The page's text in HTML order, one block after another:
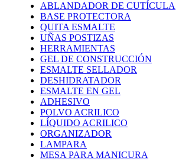
ABLANDADOR DE CUTÍCULA
BASE PROTECTORA
QUITA ESMALTE
UÑAS POSTIZAS
HERRAMIENTAS
GEL DE CONSTRUCCIÓN
ESMALTE SELLADOR
DESHIDRATADOR
ESMALTE EN GEL
ADHESIVO
POLVO ACRILICO
LÍQUIDO ACRILICO
ORGANIZADOR
LAMPARA
MESA PARA MANICURA